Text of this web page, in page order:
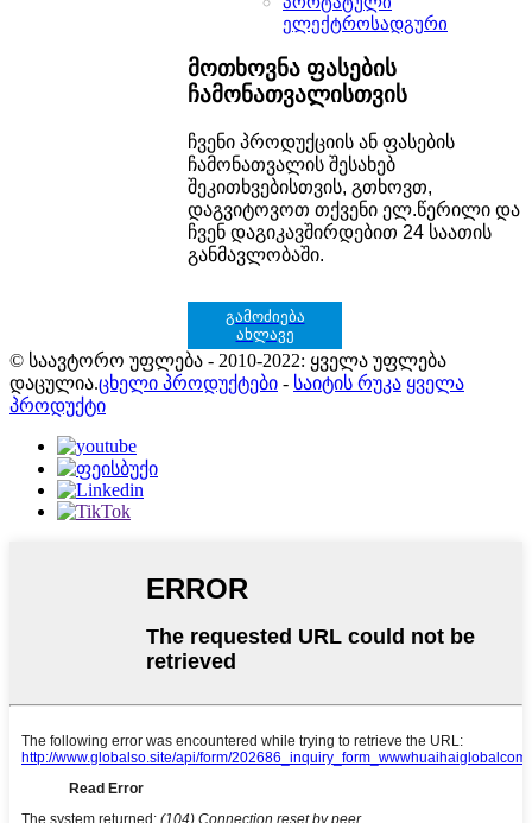
ელექტროსადგური
მოთხოვნა ფასების
ჩამონათვალისთვის
ჩვენი პროდუქციის ან ფასების
ჩამონათვალის შესახებ
შეკითხვებისთვის, გთხოვთ,
დაგვიტოვოთ თქვენი ელ.წერილი და
ჩვენ დაგიკავშირდებით 24 საათის
განმავლობაში.
გამოძიება
ახლავე
© საავტორო უფლება - 2010-2022: ყველა უფლება
დაცულია.ცხელი პროდუქტები - საიტის რუკა ყველა
პროდუქტი